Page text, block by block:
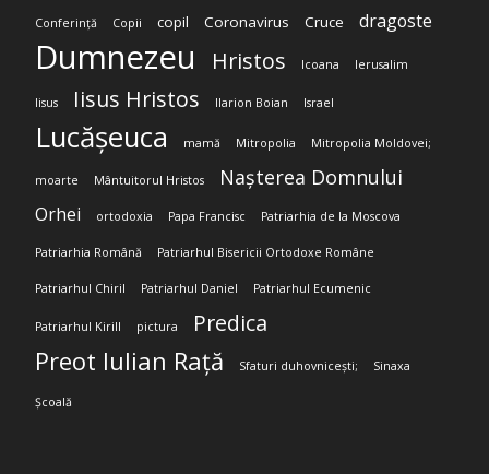
Conferință Copii copil Coronavirus Cruce dragoste
Dumnezeu Hristos Icoana Ierusalim
Iisus Iisus Hristos Ilarion Boian Israel
Lucășeuca mamă Mitropolia Mitropolia Moldovei;
moarte Mântuitorul Hristos Nașterea Domnului
Orhei ortodoxia Papa Francisc Patriarhia de la Moscova
Patriarhia Română Patriarhul Bisericii Ortodoxe Române
Patriarhul Chiril Patriarhul Daniel Patriarhul Ecumenic
Patriarhul Kirill pictura Predica
Preot Iulian Rață Sfaturi duhovnicești; Sinaxa
Școală